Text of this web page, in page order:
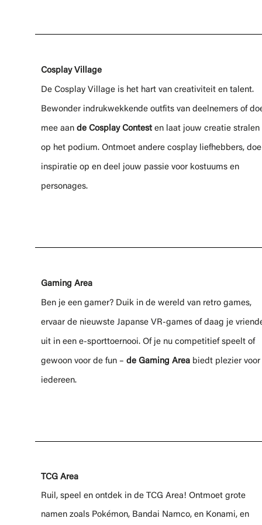
Cosplay Village
De Cosplay Village is het hart van creativiteit en talent.
Bewonder indrukwekkende outfits van deelnemers of
mee aan de Cosplay Contest en laat jouw creatie stralen
op het podium. Ontmoet andere cosplay liefhebbers, doe
inspiratie op en deel jouw passie voor kostuums en
personages.
Gaming Area
Ben je een gamer? Duik in de wereld van retro games,
ervaar de nieuwste Japanse VR-games of daag je
uit in een e-sporttoernooi. Of je nu competitief speelt of
gewoon voor de fun – de Gaming Area biedt plezier voor
iedereen.
TCG Area
Ruil, speel en ontdek in de TCG Area! Ontmoet grote
namen zoals Pokémon, Bandai Namco, en Konami, en